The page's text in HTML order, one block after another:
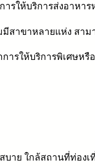
รให้บริการส่งอาหา
สาขาหลายแห่ง สาม
การให้บริการพิเศษห
บาย ใกล้สถานที่ท่อง